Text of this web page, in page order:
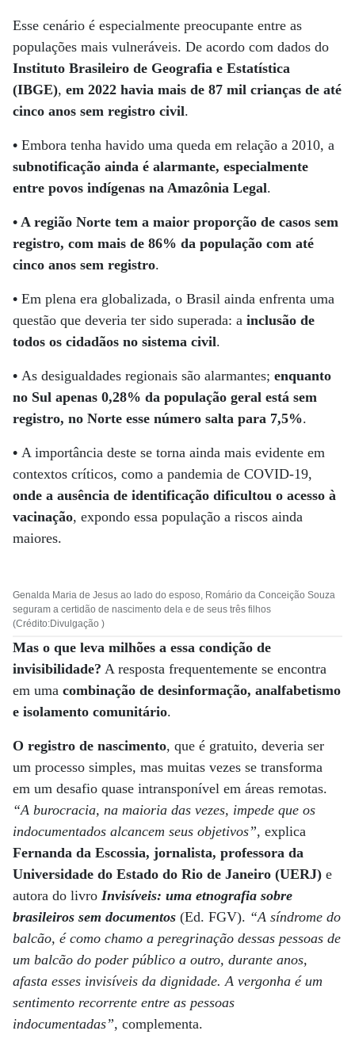
Esse cenário é especialmente preocupante entre as
populações mais vulneráveis. De acordo com dados do
Instituto Brasileiro de Geografia e Estatística
(IBGE), em 2022 havia mais de 87 mil crianças de até
cinco anos sem registro civil.
• Embora tenha havido uma queda em relação a 2010, a
subnotificação ainda é alarmante, especialmente
entre povos indígenas na Amazônia Legal.
• A região Norte tem a maior proporção de casos sem
registro, com mais de 86% da população com até
cinco anos sem registro.
• Em plena era globalizada, o Brasil ainda enfrenta uma
questão que deveria ter sido superada: a inclusão de
todos os cidadãos no sistema civil.
• As desigualdades regionais são alarmantes; enquanto
no Sul apenas 0,28% da população geral está sem
registro, no Norte esse número salta para 7,5%.
• A importância deste se torna ainda mais evidente em
contextos críticos, como a pandemia de COVID-19,
onde a ausência de identificação dificultou o acesso à
vacinação, expondo essa população a riscos ainda
maiores.
Genalda Maria de Jesus ao lado do esposo, Romário da Conceição Souza
seguram a certidão de nascimento dela e de seus três filhos
(Crédito:Divulgação )
Mas o que leva milhões a essa condição de
invisibilidade? A resposta frequentemente se encontra
em uma combinação de desinformação, analfabetismo
e isolamento comunitário.
O registro de nascimento, que é gratuito, deveria ser
um processo simples, mas muitas vezes se transforma
em um desafio quase intransponível em áreas remotas.
“A burocracia, na maioria das vezes, impede que os
indocumentados alcancem seus objetivos”, explica
Fernanda da Escossia, jornalista, professora da
Universidade do Estado do Rio de Janeiro (UERJ) e
autora do livro Invisíveis: uma etnografia sobre
brasileiros sem documentos (Ed. FGV). “A síndrome do
balcão, é como chamo a peregrinação dessas pessoas de
um balcão do poder público a outro, durante anos,
afasta esses invisíveis da dignidade. A vergonha é um
sentimento recorrente entre as pessoas
indocumentadas”, complementa.